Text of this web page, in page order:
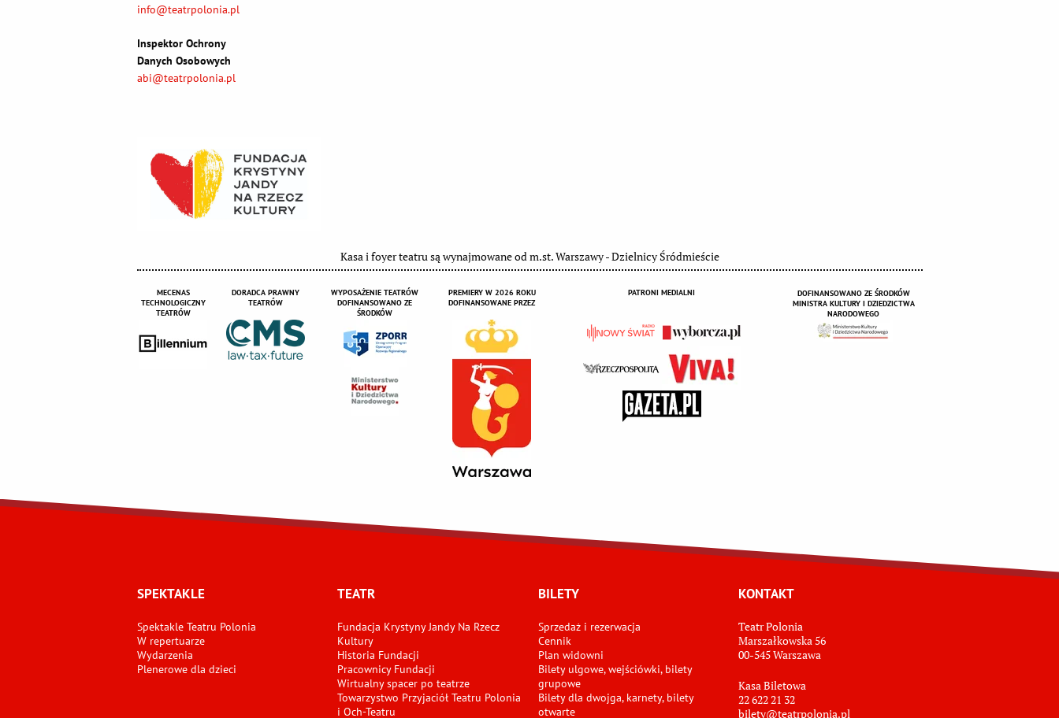
info@teatrpolonia.pl
Inspektor Ochrony
Danych Osobowych
abi@teatrpolonia.pl
Kasa i foyer teatru są wynajmowane od m.st. Warszawy - Dzielnicy Śródmieście
MECENAS
TECHNOLOGICZNY
TEATRÓW
DORADCA PRAWNY
TEATRÓW
WYPOSAŻENIE TEATRÓW
DOFINANSOWANO ZE
ŚRODKÓW
PREMIERY W 2026 ROKU
DOFINANSOWANE PRZEZ
PATRONI MEDIALNI
DOFINANSOWANO ZE ŚRODKÓW
MINISTRA KULTURY I DZIEDZICTWA
NARODOWEGO
SPEKTAKLE
Spektakle Teatru Polonia
W repertuarze
Wydarzenia
Plenerowe dla dzieci
TEATR
Fundacja Krystyny Jandy Na Rzecz
Kultury
Historia Fundacji
Pracownicy Fundacji
Wirtualny spacer po teatrze
Towarzystwo Przyjaciół Teatru Polonia
i Och-Teatru
BILETY
Sprzedaż i rezerwacja
Cennik
Plan widowni
Bilety ulgowe, wejściówki, bilety
grupowe
Bilety dla dwojga, karnety, bilety
otwarte
KONTAKT
Teatr Polonia
Marszałkowska 56
00-545 Warszawa
Kasa Biletowa
22 622 21 32
bilety@teatrpolonia.pl